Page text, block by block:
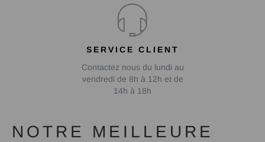
SERVICE CLIENT
Contactez nous du lundi au
vendredi de 8h à 12h et de
14h à 18h
NOTRE MEILLEURE